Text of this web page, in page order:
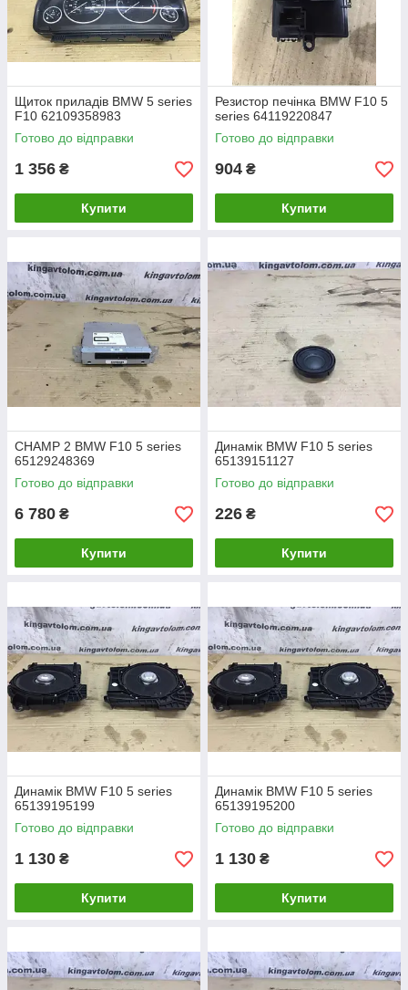
Щиток приладів BMW 5 series
F10 62109358983
Готово до відправки
1 356 ₴
Купити
Резистор печінка BMW F10 5
series 64119220847
Готово до відправки
904 ₴
Купити
CHAMP 2 BMW F10 5 series
65129248369
Готово до відправки
6 780 ₴
Купити
Динамік BMW F10 5 series
65139151127
Готово до відправки
226 ₴
Купити
Динамік BMW F10 5 series
65139195199
Готово до відправки
1 130 ₴
Купити
Динамік BMW F10 5 series
65139195200
Готово до відправки
1 130 ₴
Купити